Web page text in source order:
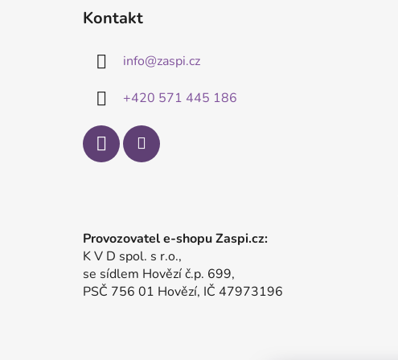
Kontakt
info@zaspi.cz
+420 571 445 186
Provozovatel e-shopu Zaspi.cz:
K V D spol. s r.o.,
se sídlem Hovězí č.p. 699,
PSČ 756 01 Hovězí, IČ 47973196